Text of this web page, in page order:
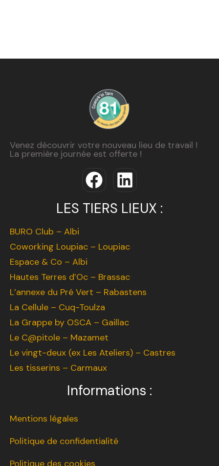
Venez découvrir votre nouveau lieu de travail !
La première journée est offerte !
LES TIERS LIEUX :
BURO Club – Albi
Coworking Loupiac – Loupiac
Espace & Co – Albi
Hautes Terres d’Oc – Brassac
L’annexe du Pré Vert – Rabastens
La Cellule – Cuq-Toulza
La Grappe by OSCA – Gaillac
Le C@pitole – Mazamet
Le vingt-deux (ex Les Ateliers) – Castres
Les tisserins – Carmaux
Informations :
Mentions légales
Politique de confidentialité
Politique des cookies